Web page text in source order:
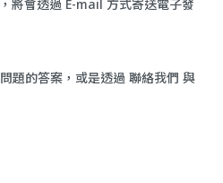
將會透過 E-mail 方式寄送電子發
題的答案，或是透過 聯絡我們 與